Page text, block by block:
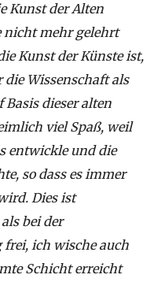
Kunst der Alten
nicht mehr gelehrt
Kunst der Künste ist,
die Wissenschaft als
dieser alten
viel Spaß, weil
entwickle und die
so dass es immer
Dies ist
bei der
ich wische auch
Schicht erreicht